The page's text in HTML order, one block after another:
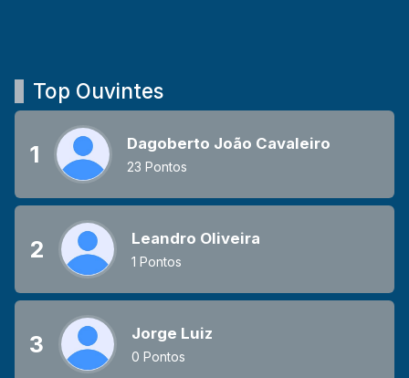
Top Ouvintes
1 Dagoberto João Cavaleiro
23 Pontos
2 Leandro Oliveira
1 Pontos
3 Jorge Luiz
0 Pontos